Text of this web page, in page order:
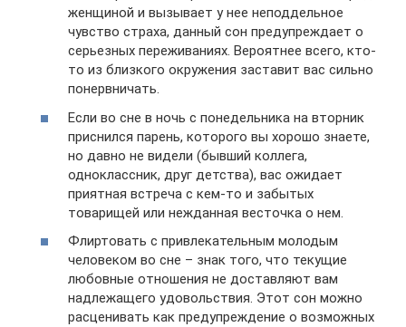
женщиной и вызывает у нее неподдельное
чувство страха, данный сон предупреждает о
серьезных переживаниях. Вероятнее всего, кто-
то из близкого окружения заставит вас сильно
понервничать.
Если во сне в ночь с понедельника на вторник
приснился парень, которого вы хорошо знаете,
но давно не видели (бывший коллега,
одноклассник, друг детства), вас ожидает
приятная встреча с кем-то и забытых
товарищей или нежданная весточка о нем.
Флиртовать с привлекательным молодым
человеком во сне – знак того, что текущие
любовные отношения не доставляют вам
надлежащего удовольствия. Этот сон можно
расценивать как предупреждение о возможных